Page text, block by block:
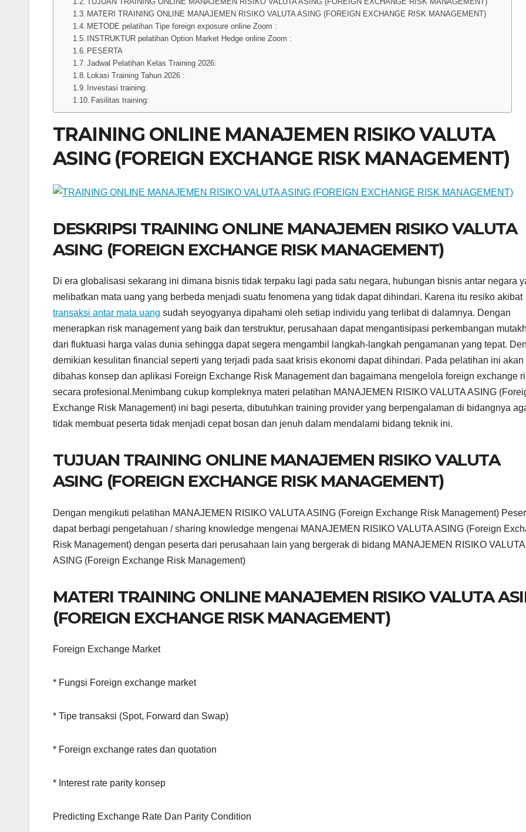
MATERI TRAINING ONLINE MANAJEMEN RISIKO VALUTA ASING (FOREIGN EXCHANGE RISK MANAGEMENT)
METODE pelatihan Tipe foreign exposure online Zoom :
INSTRUKTUR pelatihan Option Market Hedge online Zoom :
PESERTA
Jadwal Pelatihan Kelas Training 2026:
Lokasi Training Tahun 2026 :
Investasi training:
Fasilitas training:
TRAINING ONLINE MANAJEMEN RISIKO VALUTA
ASING (FOREIGN EXCHANGE RISK MANAGEMENT)
DESKRIPSI TRAINING ONLINE MANAJEMEN RISIKO VALUTA
ASING (FOREIGN EXCHANGE RISK MANAGEMENT)
Di era globalisasi sekarang ini dimana bisnis tidak terpaku lagi pada satu negara, hubungan bisnis antar negara
melibatkan mata uang yang berbeda menjadi suatu fenomena yang tidak dapat dihindari. Karena itu resiko akibat
transaksi antar mata uang sudah seyogyanya dipahami oleh setiap individu yang terlibat di dalamnya. Dengan
menerapkan risk management yang baik dan terstruktur, perusahaan dapat mengantisipasi perkembangan
dari fluktuasi harga valas dunia sehingga dapat segera mengambil langkah-langkah pengamanan yang tepat.
demikian kesulitan financial seperti yang terjadi pada saat krisis ekonomi dapat dihindari. Pada pelatihan ini akan
dibahas konsep dan aplikasi Foreign Exchange Risk Management dan bagaimana mengelola foreign exchange
secara profesional.Menimbang cukup kompleknya materi pelatihan MANAJEMEN RISIKO VALUTA ASING
Exchange Risk Management) ini bagi peserta, dibutuhkan training provider yang berpengalaman di bidangnya
tidak membuat peserta tidak menjadi cepat bosan dan jenuh dalam mendalami bidang teknik ini.
TUJUAN TRAINING ONLINE MANAJEMEN RISIKO VALUTA
ASING (FOREIGN EXCHANGE RISK MANAGEMENT)
Dengan mengikuti pelatihan MANAJEMEN RISIKO VALUTA ASING (Foreign Exchange Risk Management)
dapat berbagi pengetahuan / sharing knowledge mengenai MANAJEMEN RISIKO VALUTA ASING (Foreign
Risk Management) dengan peserta dari perusahaan lain yang bergerak di bidang MANAJEMEN RISIKO VALUTA
ASING (Foreign Exchange Risk Management)
MATERI TRAINING ONLINE MANAJEMEN RISIKO VALUTA
(FOREIGN EXCHANGE RISK MANAGEMENT)
Foreign Exchange Market
* Fungsi Foreign exchange market
* Tipe transaksi (Spot, Forward dan Swap)
* Foreign exchange rates dan quotation
* Interest rate parity konsep
Predicting Exchange Rate Dan Parity Condition